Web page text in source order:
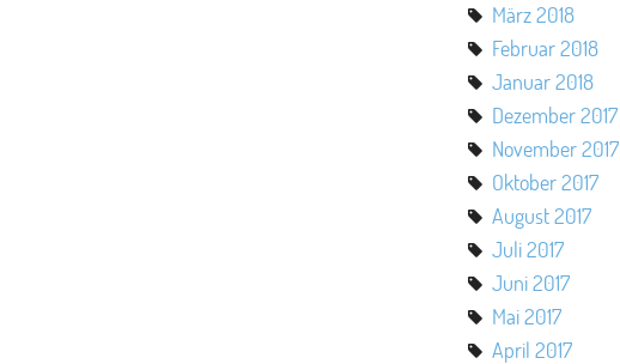
März 2018
Februar 2018
Januar 2018
Dezember 2017
November 2017
Oktober 2017
August 2017
Juli 2017
Juni 2017
Mai 2017
April 2017